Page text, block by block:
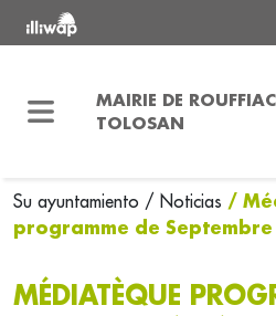
MAIRIE DE
TOLOSAN
Su ayuntamiento / Noticias /
programme de Septembre
MÉDIATÈQUE